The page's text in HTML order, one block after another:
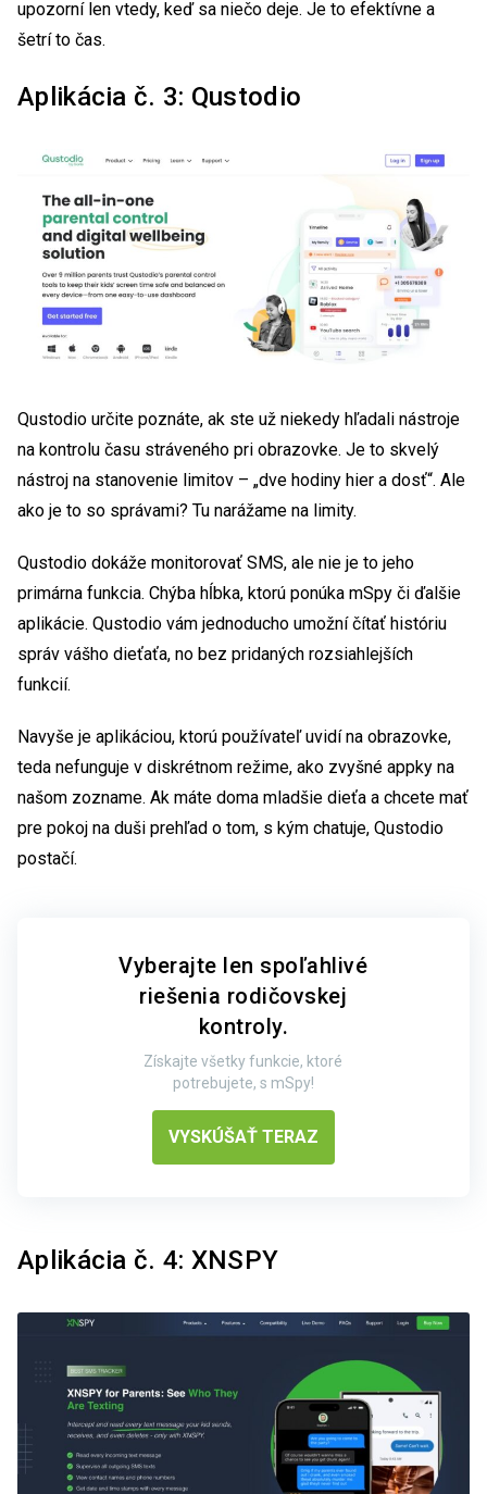
upozorní len vtedy, keď sa niečo deje. Je to efektívne a
šetrí to čas.
Aplikácia č. 3: Qustodio
Qustodio určite poznáte, ak ste už niekedy hľadali nástroje
na kontrolu času stráveného pri obrazovke. Je to skvelý
nástroj na stanovenie limitov – „dve hodiny hier a dosť“. Ale
ako je to so správami? Tu narážame na limity.
Qustodio dokáže monitorovať SMS, ale nie je to jeho
primárna funkcia. Chýba hĺbka, ktorú ponúka mSpy či ďalšie
aplikácie. Qustodio vám jednoducho umožní čítať históriu
správ vášho dieťaťa, no bez pridaných rozsiahlejších
funkcií.
Navyše je aplikáciou, ktorú používateľ uvidí na obrazovke,
teda nefunguje v diskrétnom režime, ako zvyšné appky na
našom zozname. Ak máte doma mladšie dieťa a chcete mať
pre pokoj na duši prehľad o tom, s kým chatuje, Qustodio
postačí.
Vyberajte len spoľahlivé
riešenia rodičovskej
kontroly.
Získajte všetky funkcie, ktoré
potrebujete, s mSpy!
VYSKÚŠAŤ TERAZ
Aplikácia č. 4: XNSPY